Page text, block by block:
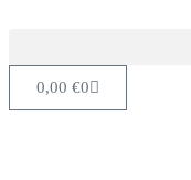
0,00 €0